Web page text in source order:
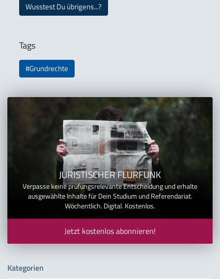
Wusstest Du übrigens...?
Tags
#Grundrechte
JURISTISCHER FLURFUNK
Verpasse keine prüfungsrelevante Entscheidung und erhalte
ausgewählte Inhalte für Dein Studium und Referendariat.
Wöchentlich. Digital. Kostenlos.
Jetzt kostenlos abonnieren!
Kategorien